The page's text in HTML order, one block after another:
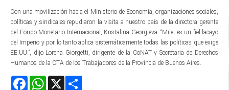
Con una movilización hacia el Ministerio de Economía, organizaciones sociales,
políticas y sindicales repudiaron la visita a nuestro país de la directora gerente​
del Fondo Monetario Internacional, Kristalina Georgieva. “Milei es un fiel lacayo
del Imperio y por lo tanto aplica sistemáticamente todas las políticas que exige
EE.UU.”, dijo Lorena Giorgetti, dirigente de la CoNAT y Secretaria de Derechos
Humanos de la CTA de los Trabajadores de la Provincia de Buenos Aires.
FacebookWhatsApp